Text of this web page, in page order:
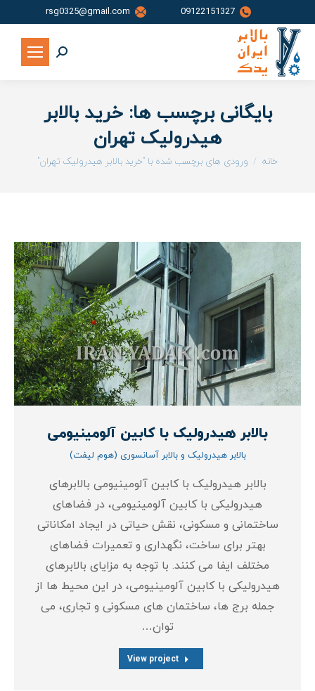
09122151327
rsg0325@gmail.com
جستجو:
بایگانی برچسب ها:خرید بالابر
هیدرولیک تهران
شما اینجا هستید:
خانه ورودی های برچسب شده با "خرید بالابر هیدرولیک تهران"
بالابر هیدرولیک با کابین آلومینیومی
بالابر هیدرولیک و بالابر آسانسوری (هوم لیفت)
بالابر هیدرولیک با کابین آلومینیومی بالابرهای
هیدرولیکی با کابین آلومینیومی، در فضاهای
ساختمانی و مسکونی، نقش حیاتی در ایجاد امکاناتی
بهتر برای ساخت، نگهداری و تعمیرات فضاهای
مختلف ایفا می‌ کنند. با توجه به مزایای بالابرهای
هیدرولیکی با کابین آلومینیومی، در این محیط‌ ها از
جمله برج‌ ها، ساختمان‌ های مسکونی و تجاری، می‌
توان…
View project